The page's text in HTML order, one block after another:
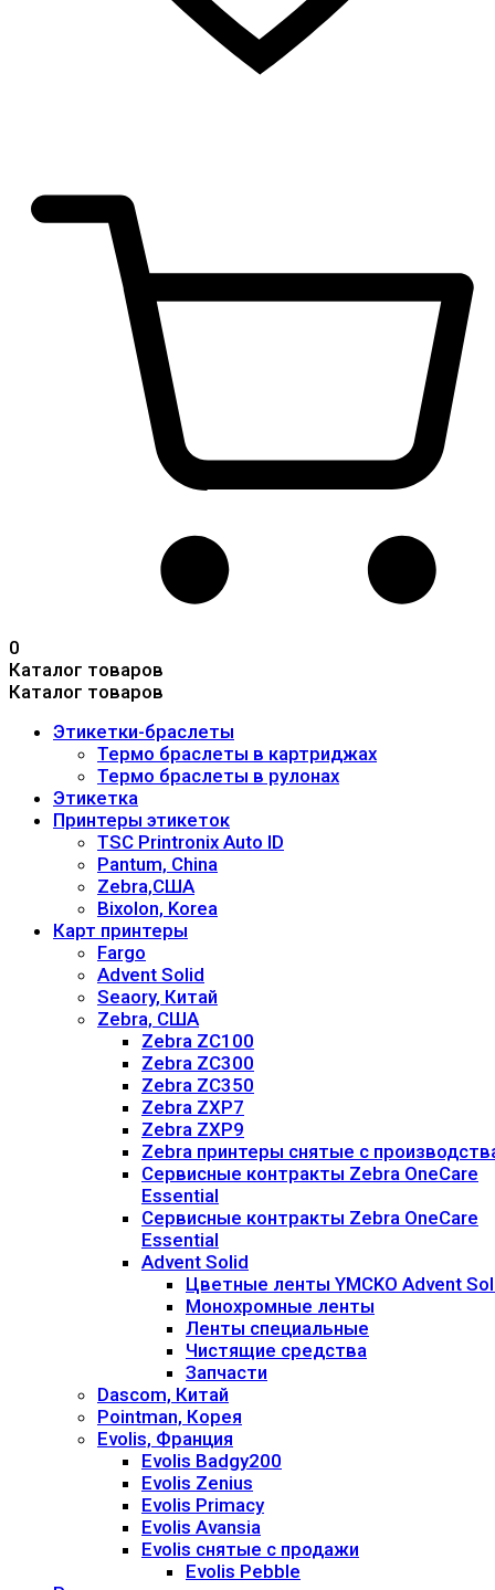
0
Каталог товаров
Каталог товаров
Этикетки-браслеты
Термо браслеты в картриджах
Термо браслеты в рулонах
Этикетка
Принтеры этикеток
TSC Printronix Auto ID
Pantum, China
Zebra,США
Bixolon, Korea
Карт принтеры
Fargo
Advent Solid
Seaory, Китай
Zebra, США
Zebra ZC100
Zebra ZC300
Zebra ZC350
Zebra ZXP7
Zebra ZXP9
Zebra принтеры снятые с
Сервисные контракты Zebra OneCare
Essential
Сервисные контракты Zebra OneCare
Essential
Advent Solid
Цветные ленты YMCKO Advent
Монохромные ленты
Ленты специальные
Чистящие средства
Запчасти
Dascom, Китай
Pointman, Корея
Evolis, Франция
Evolis Badgy200
Evolis Zenius
Evolis Primacy
Evolis Avansia
Evolis снятые с продажи
Evolis Pebble